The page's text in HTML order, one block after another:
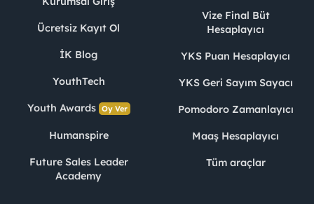
Ücretsiz Kayıt Ol
İK Blog
YouthTech
Youth Awards Oy Ver
Humanspire
Future Sales Leader
Academy
Vize Final Büt
Hesaplayıcı
YKS Puan Hesaplayıcı
YKS Geri Sayım Sayacı
Pomodoro Zamanlayıcı
Maaş Hesaplayıcı
Tüm araçlar